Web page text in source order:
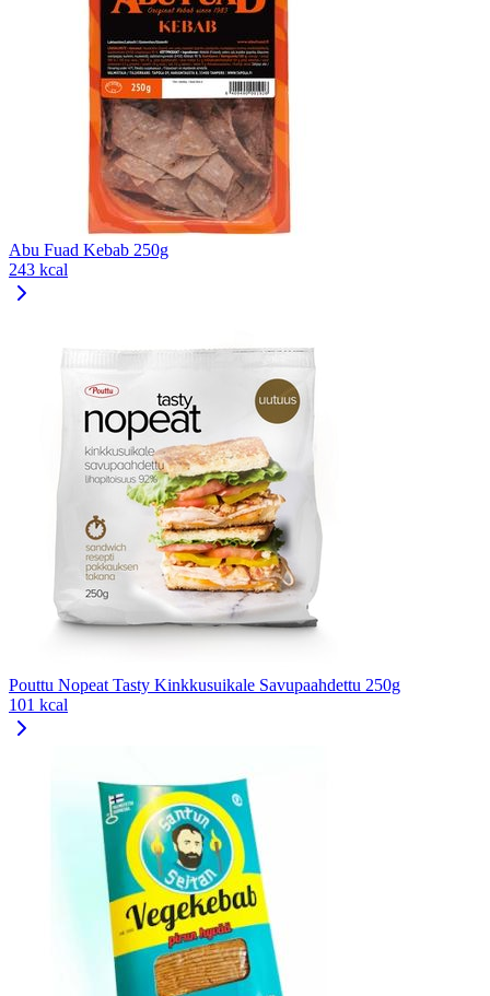
Abu Fuad Kebab 250g
243 kcal
Pouttu Nopeat Tasty Kinkkusuikale Savupaahdettu 250g
101 kcal